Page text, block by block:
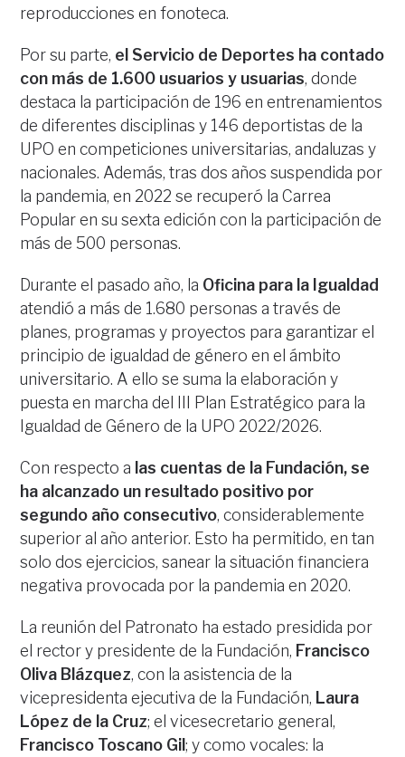
reproducciones en fonoteca.
Por su parte, el Servicio de Deportes ha contado
con más de 1.600 usuarios y usuarias, donde
destaca la participación de 196 en entrenamientos
de diferentes disciplinas y 146 deportistas de la
UPO en competiciones universitarias, andaluzas y
nacionales. Además, tras dos años suspendida por
la pandemia, en 2022 se recuperó la Carrea
Popular en su sexta edición con la participación de
más de 500 personas.
Durante el pasado año, la Oficina para la Igualdad
atendió a más de 1.680 personas a través de
planes, programas y proyectos para garantizar el
principio de igualdad de género en el ámbito
universitario. A ello se suma la elaboración y
puesta en marcha del III Plan Estratégico para la
Igualdad de Género de la UPO 2022/2026.
Con respecto a las cuentas de la Fundación, se
ha alcanzado un resultado positivo por
segundo año consecutivo, considerablemente
superior al año anterior. Esto ha permitido, en tan
solo dos ejercicios, sanear la situación financiera
negativa provocada por la pandemia en 2020.
La reunión del Patronato ha estado presidida por
el rector y presidente de la Fundación, Francisco
Oliva Blázquez, con la asistencia de la
vicepresidenta ejecutiva de la Fundación, Laura
López de la Cruz; el vicesecretario general,
Francisco Toscano Gil; y como vocales: la